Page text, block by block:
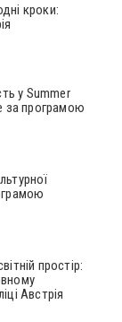
кроки:
у Summer
за програмою
простір:
Австрія